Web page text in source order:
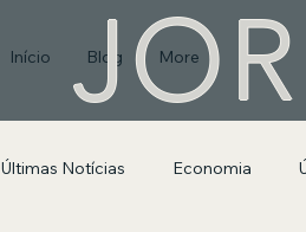
Início Blog More
Últimas Notícias Economia